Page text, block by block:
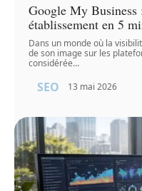
Google My Business
établissement en 5
Dans un monde où la
de son image sur les
considérée…
SEO 13 mai 2026